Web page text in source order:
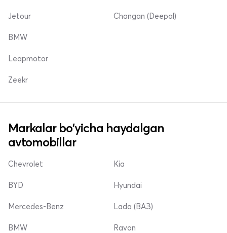
Jetour Changan (Deepal)
BMW
Leapmotor
Zeekr
Markalar bo'yicha haydalgan
avtomobillar
Chevrolet
BYD
Mercedes-Benz
Kia
Hyundai
Lada (ВАЗ)
BMW Ravon